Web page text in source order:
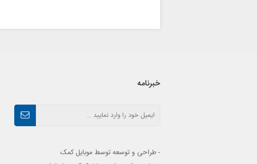
خبرنامه
- طراحی و توسعه توسط موبایل کمک